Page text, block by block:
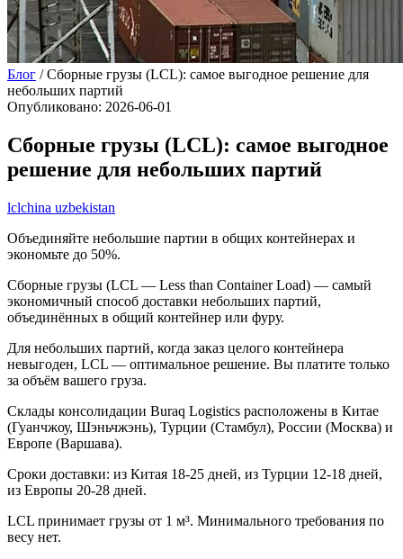
Блог /Сборные грузы (LCL): самое выгодное решение для
небольших партий
Опубликовано: 2026-06-01
Сборные грузы (LCL): самое выгодное
решение для небольших партий
lclchina uzbekistan
Объединяйте небольшие партии в общих контейнерах и
экономьте до 50%.
Сборные грузы (LCL — Less than Container Load) — самый
экономичный способ доставки небольших партий,
объединённых в общий контейнер или фуру.
Для небольших партий, когда заказ целого контейнера
невыгоден, LCL — оптимальное решение. Вы платите только
за объём вашего груза.
Склады консолидации Buraq Logistics расположены в Китае
(Гуанчжоу, Шэньчжэнь), Турции (Стамбул), России (Москва) и
Европе (Варшава).
Сроки доставки: из Китая 18-25 дней, из Турции 12-18 дней,
из Европы 20-28 дней.
LCL принимает грузы от 1 м³. Минимального требования по
весу нет.